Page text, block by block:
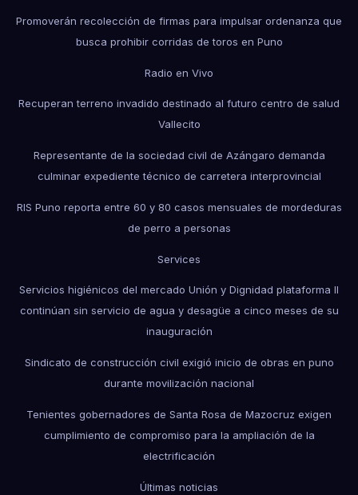
Promoverán recolección de firmas para impulsar ordenanza que
busca prohibir corridas de toros en Puno
Radio en Vivo
Recuperan terreno invadido destinado al futuro centro de salud
Vallecito
Representante de la sociedad civil de Azángaro demanda
culminar expediente técnico de carretera interprovincial
RIS Puno reporta entre 60 y 80 casos mensuales de mordeduras
de perro a personas
Services
Servicios higiénicos del mercado Unión y Dignidad plataforma II
continúan sin servicio de agua y desagüe a cinco meses de su
inauguración
Sindicato de construcción civil exigió inicio de obras en puno
durante movilización nacional
Tenientes gobernadores de Santa Rosa de Mazocruz exigen
cumplimiento de compromiso para la ampliación de la
electrificación
Últimas noticias